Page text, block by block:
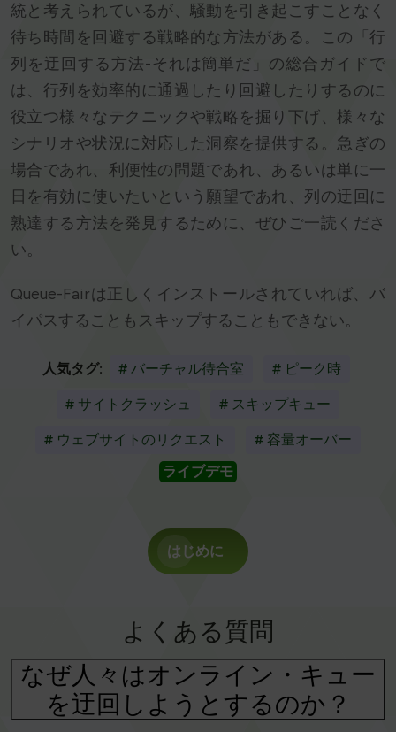
統と考えられているが、騒動を引き起こすことなく
待ち時間を回避する戦略的な方法がある。この「行
列を迂回する方法-それは簡単だ」の総合ガイドで
は、行列を効率的に通過したり回避したりするのに
役立つ様々なテクニックや戦略を掘り下げ、様々な
シナリオや状況に対応した洞察を提供する。急ぎの
場合であれ、利便性の問題であれ、あるいは単に一
日を有効に使いたいという願望であれ、列の迂回に
熟達する方法を発見するために、ぜひご一読くださ
い。
Queue-Fairは正しくインストールされていれば、バ
イパスすることもスキップすることもできない。
人気タグ: # バーチャル待合室 # ピーク時
# サイトクラッシュ # スキップキュー
# ウェブサイトのリクエスト
# 容量オーバー
ライブデモ
はじめに
よくある質問
なぜ人々はオンライン・キュー
を迂回しようとするのか？